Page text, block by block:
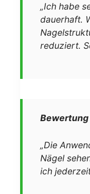
„Ich habe
dauerhaft.
reduziert.
Bewertung
„Die
Nägel
ich